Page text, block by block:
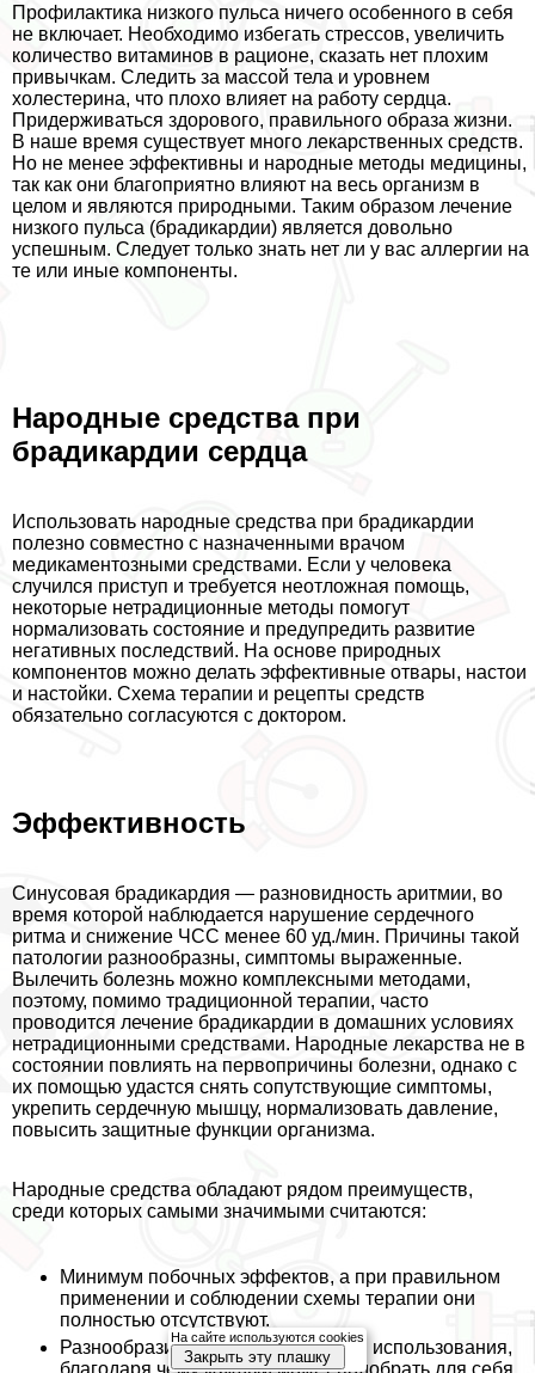
Профилактика низкого пульса ничего особенного в себя
не включает. Необходимо избегать стрессов, увеличить
количество витаминов в рационе, сказать нет плохим
привычкам. Следить за массой тела и уровнем
холестерина, что плохо влияет на работу сердца.
Придерживаться здорового, правильного образа жизни.
В наше время существует много лекарственных средств.
Но не менее эффективны и народные методы медицины,
так как они благоприятно влияют на весь организм в
целом и являются природными. Таким образом лечение
низкого пульса (брадикардии) является довольно
успешным. Следует только знать нет ли у вас аллергии на
те или иные компоненты.
Народные средства при
брадикардии сердца
Использовать народные средства при брадикардии
полезно совместно с назначенными врачом
медикаментозными средствами. Если у человека
случился приступ и требуется неотложная помощь,
некоторые нетрадиционные методы помогут
нормализовать состояние и предупредить развитие
негативных последствий. На основе природных
компонентов можно делать эффективные отвары, настои
и настойки. Схема терапии и рецепты средств
обязательно согласуются с доктором.
Эффективность
Синусовая брадикардия — разновидность аритмии, во
время которой наблюдается нарушение сердечного
ритма и снижение ЧСС менее 60 уд./мин. Причины такой
патологии разнообразны, симптомы выраженные.
Вылечить болезнь можно комплексными методами,
поэтому, помимо традиционной терапии, часто
проводится лечение брадикардии в домашних условиях
нетрадиционными средствами. Народные лекарства не в
состоянии повлиять на первопричины болезни, однако с
их помощью удастся снять сопутствующие симптомы,
укрепить сердечную мышцу, нормализовать давление,
повысить защитные функции организма.
Народные средства обладают рядом преимуществ,
среди которых самыми значимыми считаются:
Минимум побочных эффектов, а при правильном
применении и соблюдении схемы терапии они
полностью отсутствуют.
Разнообразие рецептов и методов использования,
На сайте используются cookies
Закрыть эту плашку